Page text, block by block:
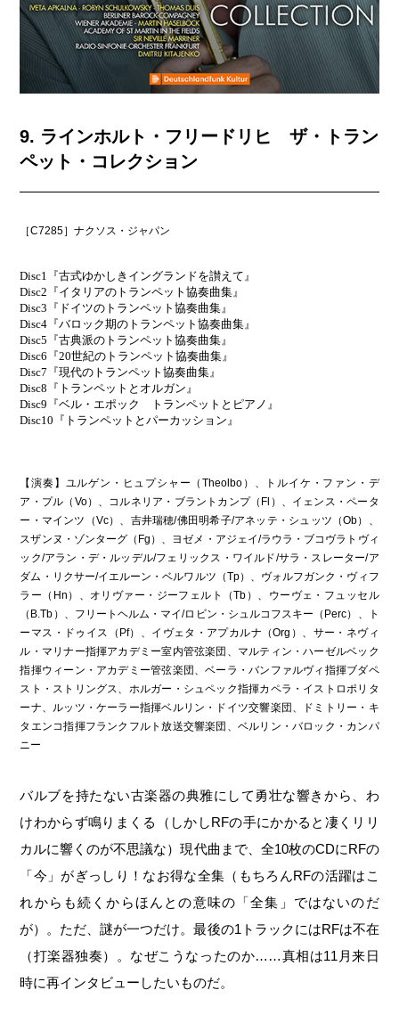
9. ラインホルト・フリードリヒ ザ・トラン
ペット・コレクション
［C7285］ナクソス・ジャパン
Disc1『古式ゆかしきイングランドを讃えて』
Disc2『イタリアのトランペット協奏曲集』
Disc3『ドイツのトランペット協奏曲集』
Disc4『バロック期のトランペット協奏曲集』
Disc5『古典派のトランペット協奏曲集』
Disc6『20世紀のトランペット協奏曲集』
Disc7『現代のトランペット協奏曲集』
Disc8『トランペットとオルガン』
Disc9『ベル・エポック トランペットとピアノ』
Disc10『トランペットとパーカッション』
【演奏】ユルゲン・ヒュプシャー（Theolbo）、トルイケ・ファン・デ
ア・プル（Vo）、コルネリア・ブラントカンプ（Fl）、イェンス・ペータ
ー・マインツ（Vc）、吉井瑞穂/佛田明希子/アネッテ・シュッツ（Ob）、
スザンヌ・ゾンターグ（Fg）、ヨゼメ・アジェイ/ラウラ・ブコヴラトヴィ
ック/アラン・デ・ルッデル/フェリックス・ワイルド/サラ・スレーター/ア
ダム・リクサー/イエルーン・ベルワルツ（Tp）、ヴォルフガンク・ヴィフ
ラー（Hn）、オリヴァー・ジーフェルト（Tb）、ウーヴェ・フュッセル
（B.Tb）、フリートヘルム・マイ/ロビン・シュルコフスキー（Perc）、ト
ーマス・ドゥイス（Pf）、イヴェタ・アプカルナ（Org）、サー・ネヴィ
ル・マリナー指揮アカデミー室内管弦楽団、マルティン・ハーゼルベック
指揮ウィーン・アカデミー管弦楽団、ベーラ・バンファルヴィ指揮ブダペ
スト・ストリングス、ホルガー・シュペック指揮カペラ・イストロポリタ
ーナ、ルッツ・ケーラー指揮ベルリン・ドイツ交響楽団、ドミトリー・キ
タエンコ指揮フランクフルト放送交響楽団、ベルリン・バロック・カンパ
ニー
バルブを持たない古楽器の典雅にして勇壮な響きから、わ
けわからず鳴りまくる（しかしRFの手にかかると凄くリリ
カルに響くのが不思議な）現代曲まで、全10枚のCDにRFの
「今」がぎっしり！なお得な全集（もちろんRFの活躍はこ
れからも続くからほんとの意味の「全集」ではないのだ
が）。ただ、謎が一つだけ。最後の1トラックにはRFは不在
（打楽器独奏）。なぜこうなったのか……真相は11月来日
時に再インタビューしたいものだ。